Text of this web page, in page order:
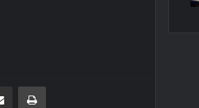
E-Posta ile paylaş Yazdır